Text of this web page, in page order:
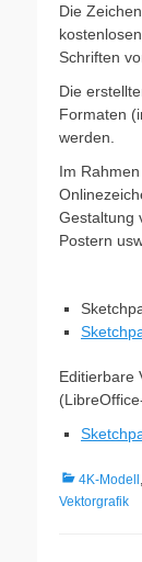
Die
Schriften
Die
Formaten
werden.
Im
Gestaltung
Postern
Editierbare
Kategorien
4K-Modell ,
Vektorgrafik